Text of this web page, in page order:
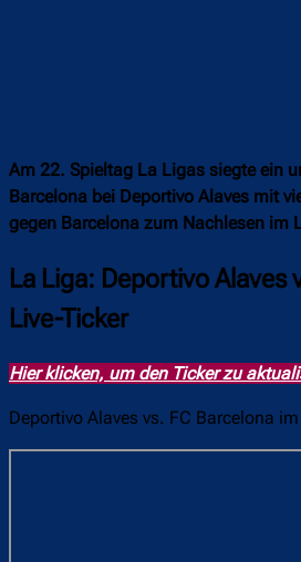
Am 22. Spieltag La Ligas siegte ein
Barcelona bei Deportivo Alaves mit
gegen Barcelona zum Nachlesen im
La Liga: Deportivo Alaves
Live-Ticker
Hier klicken, um den Ticker zu
Deportivo Alaves vs. FC Barcelona